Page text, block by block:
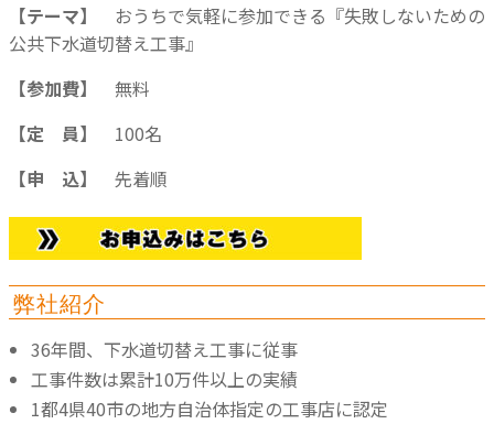
【テーマ】
おうちで気軽に参加できる『失敗しないための
公共下水道切替え工事』
【参加費】
無料
【定 員】
100名
【申 込】
先着順
弊社紹介
36年間、下水道切替え工事に従事
工事件数は累計10万件以上の実績
1都4県40市の地方自治体指定の工事店に認定